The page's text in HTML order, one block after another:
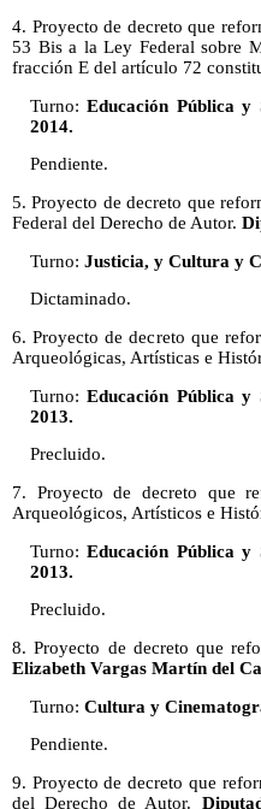
4. Proyecto de decreto que
53 Bis a la Ley Federal sobre
fracción E del artículo 72
Turno:Educación Pública
2014.
Pendiente.
5. Proyecto de decreto que
Federal del Derecho de Autor.
Turno: Justicia, y Cultura y
Dictaminado.
6. Proyecto de decreto que
Arqueológicas, Artísticas e
Turno:Educación Pública
2013.
Precluido.
7. Proyecto de decreto que
Arqueológicos, Artísticos e
Turno:Educación Pública
2013.
Precluido.
8. Proyecto de decreto que
Elizabeth Vargas Martín del
Turno: Cultura y
Pendiente.
9. Proyecto de decreto que
del Derecho de Autor.